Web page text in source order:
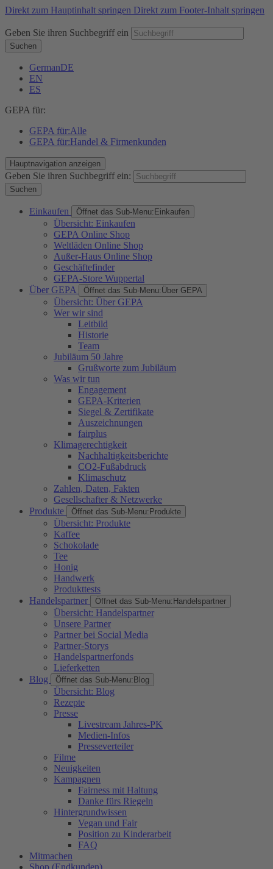
Direkt zum Hauptinhalt springen Direkt zum Footer-Inhalt springen
Geben Sie ihren Suchbegriff ein
Suchen
GermanDE
EN
ES
GEPA für:
GEPA für:Alle
GEPA für:Handel & Firmenkunden
Hauptnavigation anzeigen
Geben Sie ihren Suchbegriff ein:
Suchen
Einkaufen Öffnet das Sub-Menu: Einkaufen
Übersicht: Einkaufen
GEPA Online Shop
Weltläden Online Shop
Außer-Haus Online Shop
Geschäftefinder
GEPA-Store Wuppertal
Über GEPA
Öffnet das Sub-Menu:Über GEPA
Übersicht: Über GEPA
Wer wir sind
Leitbild
Historie
Team
Jubiläum 50 Jahre
Grußworte zum Jubiläum
Was wir tun
Engagement
GEPA-Kriterien
Siegel & Zertifikate
Auszeichnungen
fairplus
Klimagerechtigkeit
Nachhaltigkeitsberichte
CO2-Fußabdruck
Klimaschutz
Zahlen, Daten, Fakten
Gesellschafter & Netzwerke
Produkte
Öffnet das Sub-Menu: Produkte
Übersicht: Produkte
Kaffee
Schokolade
Tee
Honig
Handwerk
Produkttests
Handelspartner
Öffnet das Sub-Menu: Handelspartner
Übersicht: Handelspartner
Unsere Partner
Partner bei Social Media
Partner-Storys
Handelspartnerfonds
Lieferketten
Blog
Öffnet das Sub-Menu: Blog
Übersicht: Blog
Rezepte
Presse
Livestream Jahres-PK
Medien-Infos
Presseverteiler
Filme
Neuigkeiten
Kampagnen
Fairness mit Haltung
Danke fürs Riegeln
Hintergrundwissen
Vegan und Fair
Position zu Kinderarbeit
FAQ
Mitmachen
Shop (Endkunden)